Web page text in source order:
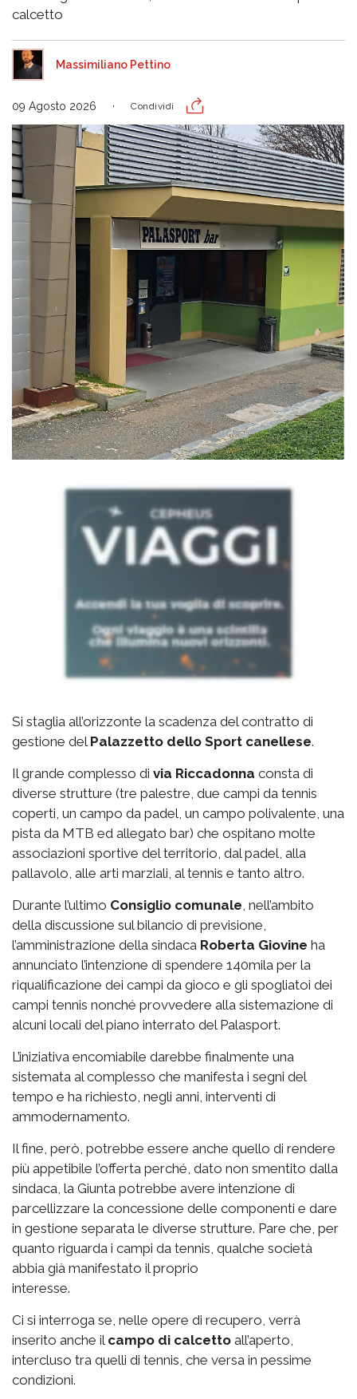
calcetto
Massimiliano Pettino
09 Agosto 2026 Condividi
Si staglia all’orizzonte la scadenza del contratto di
gestione del Palazzetto dello Sport canellese.
Il grande complesso di via Riccadonna consta di
diverse strutture (tre palestre, due campi da tennis
coperti, un campo da padel, un campo polivalente, una
pista da MTB ed allegato bar) che ospitano molte
associazioni sportive del territorio, dal padel, alla
pallavolo, alle arti marziali, al tennis e tanto altro.
Durante l’ultimo Consiglio comunale, nell’ambito
della discussione sul bilancio di previsione,
l’amministrazione della sindaca Roberta Giovine ha
annunciato l’intenzione di spendere 140mila per la
riqualificazione dei campi da gioco e gli spogliatoi dei
campi tennis nonché provvedere alla sistemazione di
alcuni locali del piano interrato del Palasport.
L’iniziativa encomiabile darebbe finalmente una
sistemata al complesso che manifesta i segni del
tempo e ha richiesto, negli anni, interventi di
ammodernamento.
Il fine, però, potrebbe essere anche quello di rendere
più appetibile l’offerta perché, dato non smentito dalla
sindaca, la Giunta potrebbe avere intenzione di
parcellizzare la concessione delle componenti e dare
in gestione separata le diverse strutture. Pare che, per
quanto riguarda i campi da tennis, qualche società
abbia già manifestato il proprio
interesse.
Ci si interroga se, nelle opere di recupero, verrà
inserito anche il campo di calcetto all’aperto,
intercluso tra quelli di tennis, che versa in pessime
condizioni.